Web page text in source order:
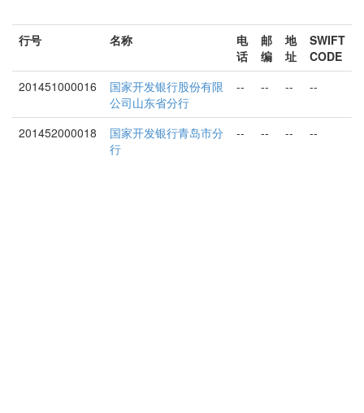
行号 名称
电
话
邮
编
地
址
SWIFT
CODE
201451000016
国家开发银行股份有限
公司山东省分行
-- -- -- --
201452000018
国家开发银行青岛市分
行
-- -- -- --